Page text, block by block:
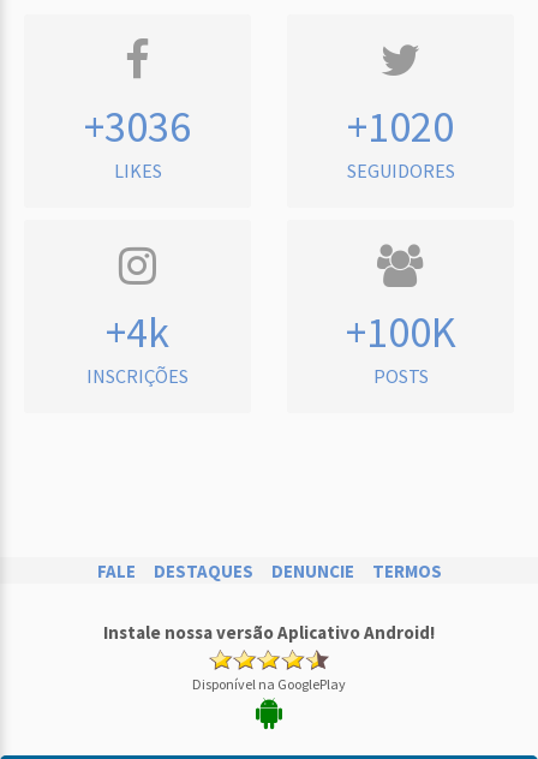
+3036
LIKES
+1020
SEGUIDORES
+4k
INSCRIÇÕES
+100K
POSTS
FALE DESTAQUES DENUNCIE TERMOS
Instale nossa versão Aplicativo Android!
Disponível na GooglePlay